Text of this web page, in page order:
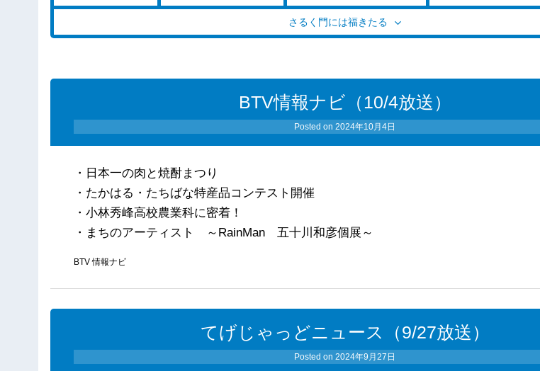
さるく門には福きたる
BTV情報ナビ（10/4放送）
Posted on2024年10月4日
・日本一の肉と焼酎まつり
・たかはる・たちばな特産品コンテスト開催
・小林秀峰高校農業科に密着！
・まちのアーティスト ～RainMan 五十川和彦個展～
BTV 情報ナビ
てげじゃっどニュース（9/27放送）
Posted on2024年9月27日